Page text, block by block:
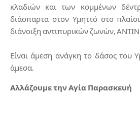
κλαδιών και των κομμένων
διάσπαρτα στον Υμηττό στο
διάνοιξη αντιπυρικών ζωνών,
Είναι άμεση ανάγκη το δάσος του
άμεσα.
Αλλάζουμε την Αγία Παρασκευή